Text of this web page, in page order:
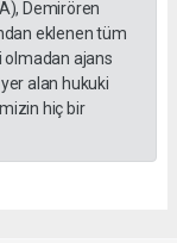
Demirören
eklenen tüm
olmadan ajans
alan hukuki
hiç bir